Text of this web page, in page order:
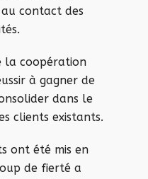
contact des
la coopération
à gagner de
dans le
clients existants.
ont été mis en
de fierté a